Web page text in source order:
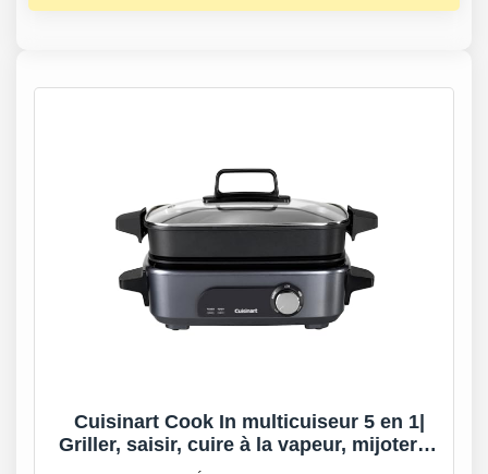
Cuisinart Cook In multicuiseur 5 en 1|
Griller, saisir, cuire à la vapeur, mijoter et
mitonner | Plaques et casseroles